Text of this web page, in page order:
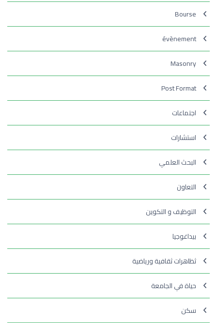
Bourse
évènement
Masonry
Post Format
اجتماعات
استشارات
البحث العلمي
التعاون
التوظيف و التكوين
بيداغوجيا
ثظاهرات ثقافية ورياضية
حياة في الجامعة
سكن